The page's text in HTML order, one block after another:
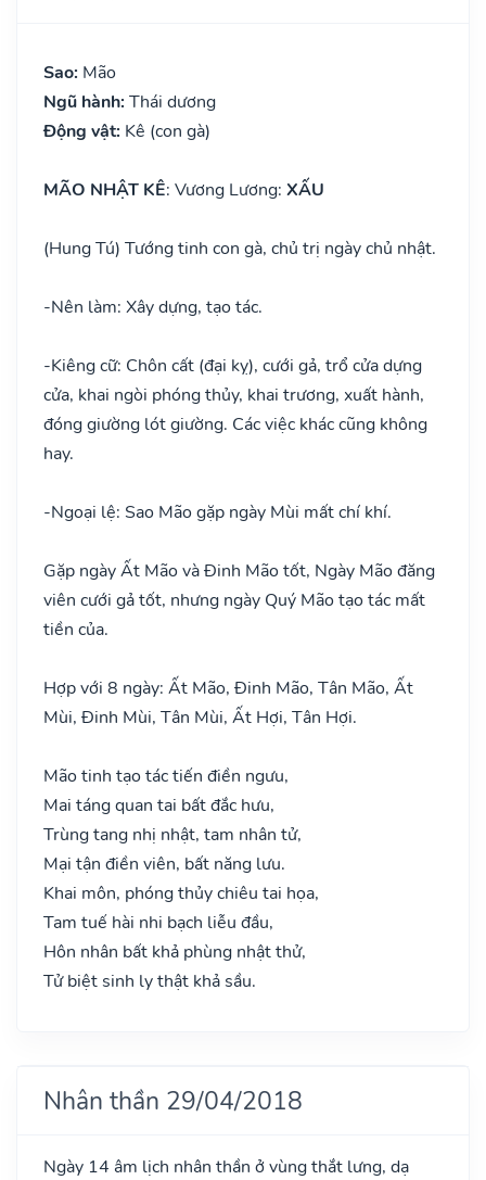
Sao: Mão
Ngũ hành: Thái dương
Động vật: Kê (con gà)
MÃO NHẬT KÊ: Vương Lương: XẤU
(Hung Tú) Tướng tinh con gà, chủ trị ngày chủ nhật.
-Nên làm: Xây dựng, tạo tác.
-Kiêng cữ: Chôn cất (đại kỵ), cưới gả, trổ cửa dựng
cửa, khai ngòi phóng thủy, khai trương, xuất hành,
đóng giường lót giường. Các việc khác cũng không
hay.
-Ngoại lệ: Sao Mão gặp ngày Mùi mất chí khí.
Gặp ngày Ất Mão và Đinh Mão tốt, Ngày Mão đăng
viên cưới gả tốt, nhưng ngày Quý Mão tạo tác mất
tiền của.
Hợp với 8 ngày: Ất Mão, Đinh Mão, Tân Mão, Ất
Mùi, Đinh Mùi, Tân Mùi, Ất Hợi, Tân Hợi.
Mão tinh tạo tác tiến điền ngưu,
Mai táng quan tai bất đắc hưu,
Trùng tang nhị nhật, tam nhân tử,
Mại tận điền viên, bất năng lưu.
Khai môn, phóng thủy chiêu tai họa,
Tam tuế hài nhi bạch liễu đầu,
Hôn nhân bất khả phùng nhật thử,
Tử biệt sinh ly thật khả sầu.
Nhân thần 29/04/2018
Ngày 14 âm lịch nhân thần ở vùng thắt lưng, dạ